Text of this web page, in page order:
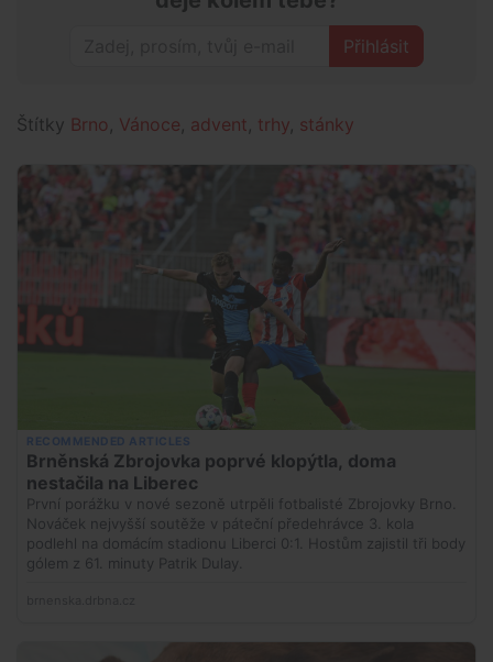
Přihlásit
Štítky Brno Vánoce advent trhy stánky